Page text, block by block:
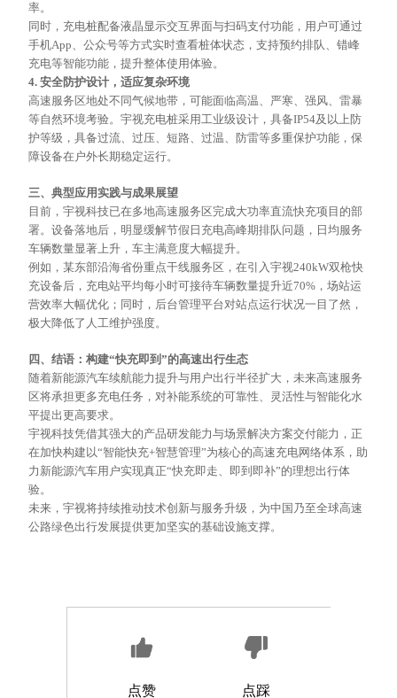
率。
同时，充电桩配备液晶显示交互界面与扫码支付功能，用户可通过
手机App、公众号等方式实时查看桩体状态，支持预约排队、错峰
充电等智能功能，提升整体使用体验。
4. 安全防护设计，适应复杂环境
高速服务区地处不同气候地带，可能面临高温、严寒、强风、雷暴
等自然环境考验。宇视充电桩采用工业级设计，具备IP54及以上防
护等级，具备过流、过压、短路、过温、防雷等多重保护功能，保
障设备在户外长期稳定运行。
三、典型应用实践与成果展望
目前，宇视科技已在多地高速服务区完成大功率直流快充项目的部
署。设备落地后，明显缓解节假日充电高峰期排队问题，日均服务
车辆数量显著上升，车主满意度大幅提升。
例如，某东部沿海省份重点干线服务区，在引入宇视240kW双枪快
充设备后，充电站平均每小时可接待车辆数量提升近70%，场站运
营效率大幅优化；同时，后台管理平台对站点运行状况一目了然，
极大降低了人工维护强度。
四、结语：构建“快充即到”的高速出行生态
随着新能源汽车续航能力提升与用户出行半径扩大，未来高速服务
区将承担更多充电任务，对补能系统的可靠性、灵活性与智能化水
平提出更高要求。
宇视科技凭借其强大的产品研发能力与场景解决方案交付能力，正
在加快构建以“智能快充+智慧管理”为核心的高速充电网络体系，助
力新能源汽车用户实现真正“快充即走、即到即补”的理想出行体
验。
未来，宇视将持续推动技术创新与服务升级，为中国乃至全球高速
公路绿色出行发展提供更加坚实的基础设施支撑。